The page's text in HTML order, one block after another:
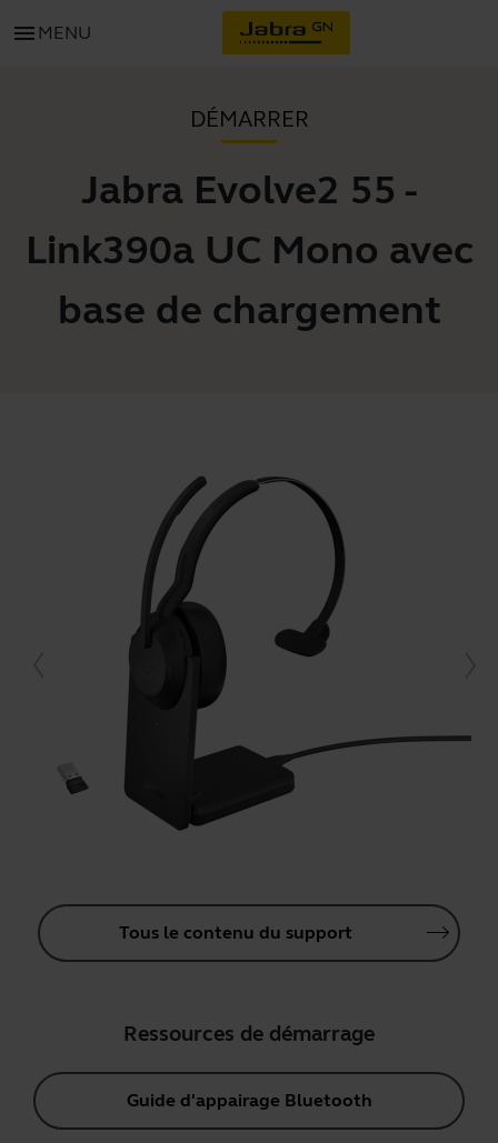
menu MENU
DÉMARRER
Jabra Evolve2 55 -
Link390a UC Mono avec
base de chargement
Tous le contenu du support
Ressources de démarrage
Guide d'appairage Bluetooth